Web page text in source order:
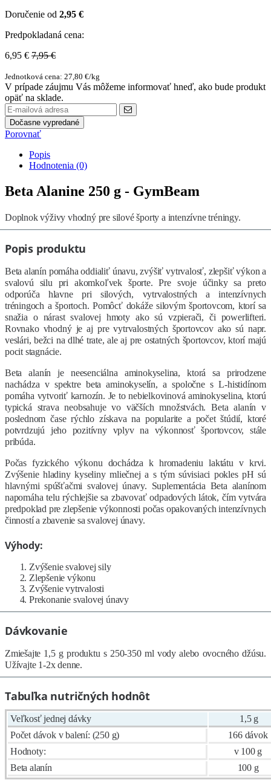
Doručenie od 2,95 €
Predpokladaná cena:
6,95 € 7,95 €
Jednotková cena: 27,80 €/kg
V prípade záujmu Vás môžeme informovať hneď, ako bude produkt
opäť na sklade.
Dočasne vypredané
Porovnať
Popis
Hodnotenia (0)
Beta Alanine 250 g - GymBeam
Doplnok výživy vhodný pre silové športy a intenzívne tréningy.
Popis produktu
Beta alanín pomáha oddialiť únavu, zvýšiť vytrvalosť, zlepšiť výkon a
svalovú silu pri akomkoľvek športe. Pre svoje účinky sa preto
odporúča hlavne pri silových, vytrvalostných a intenzívnych
tréningoch a športoch. Pomôcť dokáže silovým športovcom, ktorí sa
snažia o nárast svalovej hmoty ako sú vzpierači, či powerlifteri.
Rovnako vhodný je aj pre vytrvalostných športovcov ako sú napr.
veslári, bežci na dlhé trate, ale aj pre ostatných športovcov, ktorí majú
pocit stagnácie.
Beta alanín je neesenciálna aminokyselina, ktorá sa prirodzene
nachádza v spektre beta aminokyselín, a spoločne s L-histidínom
pomáha vytvoriť karnozín. Je to nebielkovinová aminokyselina, ktorú
typická strava neobsahuje vo väčších množstvách. Beta alanín v
poslednom čase rýchlo získava na popularite a počet štúdií, ktoré
potvrdzujú jeho pozitívny vplyv na výkonnosť športovcov, stále
pribúda.
Počas fyzického výkonu dochádza k hromadeniu laktátu v krvi.
Zvýšenie hladiny kyseliny mliečnej a s tým súvisiaci pokles pH sú
hlavnými spúšťačmi svalovej únavy. Suplementácia Beta alanínom
napomáha telu rýchlejšie sa zbavovať odpadových látok, čím vytvára
predpoklad pre zlepšenie výkonnosti počas opakovaných intenzívnych
činností a zbavenie sa svalovej únavy.
Výhody:
Zvýšenie svalovej sily
Zlepšenie výkonu
Zvýšenie vytrvalosti
Prekonanie svalovej únavy
Dávkovanie
Zmiešajte 1,5 g produktu s 250-350 ml vody alebo ovocného džúsu.
Užívajte 1-2x denne.
Tabuľka nutričných hodnôt
Veľkosť jednej dávky
1,5 g
Počet dávok v balení: (250 g)
166 dávok
Hodnoty:
v 100 g
Beta alanín
100 g